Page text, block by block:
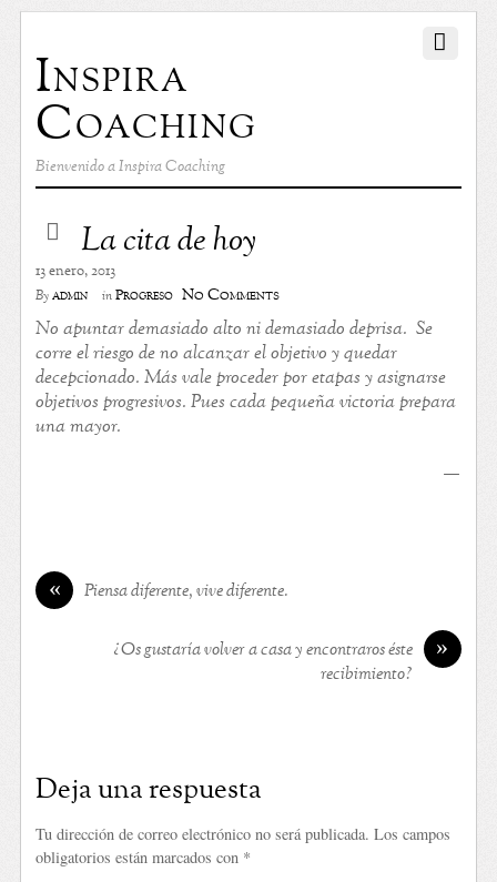
Inspira
Coaching
Bienvenido a Inspira Coaching
La cita de hoy
13 enero, 2013
Byadmin inProgreso No Comments
No apuntar demasiado alto ni demasiado deprisa. Se
corre el riesgo de no alcanzar el objetivo y quedar
decepcionado. Más vale proceder por etapas y asignarse
objetivos progresivos. Pues cada pequeña victoria prepara
una mayor.
—
« Piensa diferente, vive diferente.
»
¿Os gustaría volver a casa y encontraros éste
recibimiento?
Deja una respuesta
Tu dirección de correo electrónico no será publicada. Los campos
obligatorios están marcados con *